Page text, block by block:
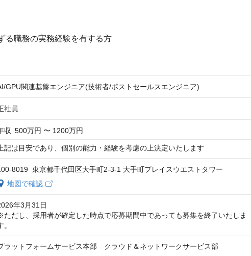
る職務の実務経験を有する方
GPU関連基盤エンジニア(技術者/ポストセールスエンジニア)
社員
収 500万円 〜 1200万円
上記は目安であり、個別の能力・経験を考慮の上決定いたします
8019 東京都千代田区大手町2-3-1 大手町プレイスウエストタワー
地図で確認
年3月31日
ただし、採用者が確定した時点で応募期間中であっても募集を終了いたしま
。
ラットフォームサービス本部　クラウド＆ネットワークサービス部